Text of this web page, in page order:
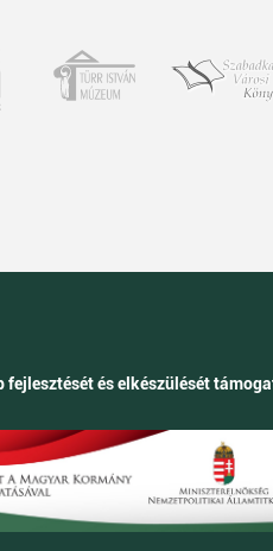
fejlesztését és elkészülését